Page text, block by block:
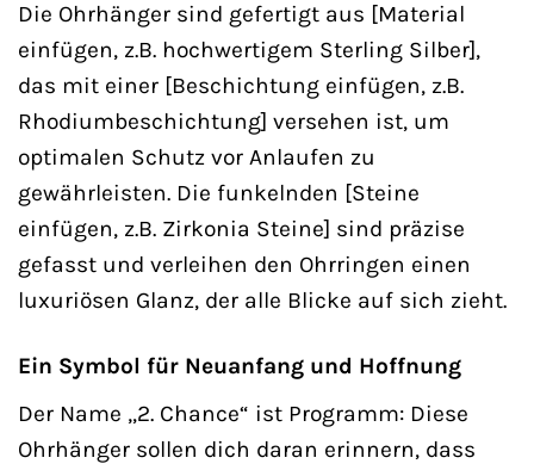
Die Ohrhänger sind gefertigt aus [Material
einfügen, z.B. hochwertigem Sterling Silber],
das mit einer [Beschichtung einfügen, z.B.
Rhodiumbeschichtung] versehen ist, um
optimalen Schutz vor Anlaufen zu
gewährleisten. Die funkelnden [Steine
einfügen, z.B. Zirkonia Steine] sind präzise
gefasst und verleihen den Ohrringen einen
luxuriösen Glanz, der alle Blicke auf sich zieht.
Ein Symbol für Neuanfang und Hoffnung
Der Name „2. Chance“ ist Programm: Diese
Ohrhänger sollen dich daran erinnern, dass